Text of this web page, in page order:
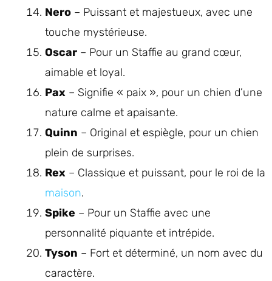
Nero – Puissant et majestueux, avec une
touche mystérieuse.
Oscar – Pour un Staffie au grand cœur,
aimable et loyal.
Pax – Signifie « paix », pour un chien d’une
nature calme et apaisante.
Quinn – Original et espiègle, pour un chien
plein de surprises.
Rex – Classique et puissant, pour le roi de la
maison.
Spike – Pour un Staffie avec une
personnalité piquante et intrépide.
Tyson – Fort et déterminé, un nom avec du
caractère.